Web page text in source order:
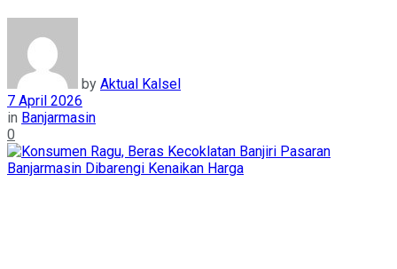
by Aktual Kalsel
7 April 2026
in Banjarmasin
0